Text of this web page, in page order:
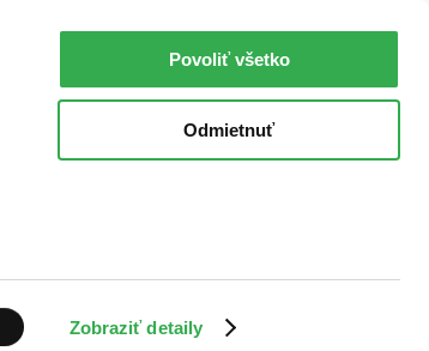
Zobraziť detaily
Povoliť všetko
Odmietnuť